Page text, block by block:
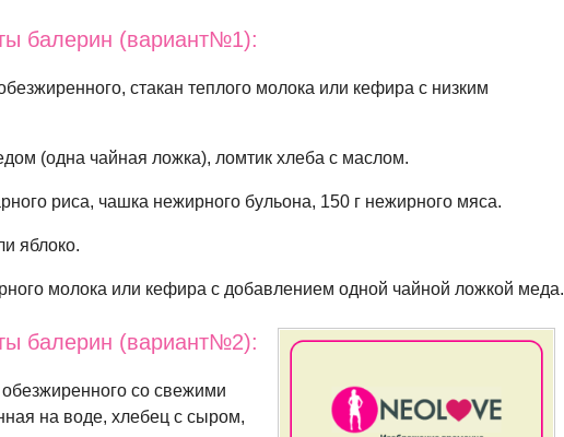
балерин (вариант№1):
стакан теплого молока или кефира с низким
(одна чайная ложка), ломтик хлеба с маслом.
риса, чашка нежирного бульона, 150 г нежирного мяса.
яблоко.
молока или кефира с добавлением одной чайной ложкой меда.
балерин (вариант№2):
обезжиренного со свежими
на воде, хлебец с сыром,